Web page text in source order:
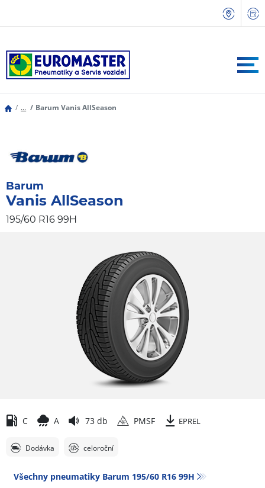
... Barum Vanis AllSeason
Barum
Vanis AllSeason
195/60 R16 99H
C A 73 db PMSF EPREL
Dodávka celoroční
Všechny pneumatiky Barum 195/60 R16 99H